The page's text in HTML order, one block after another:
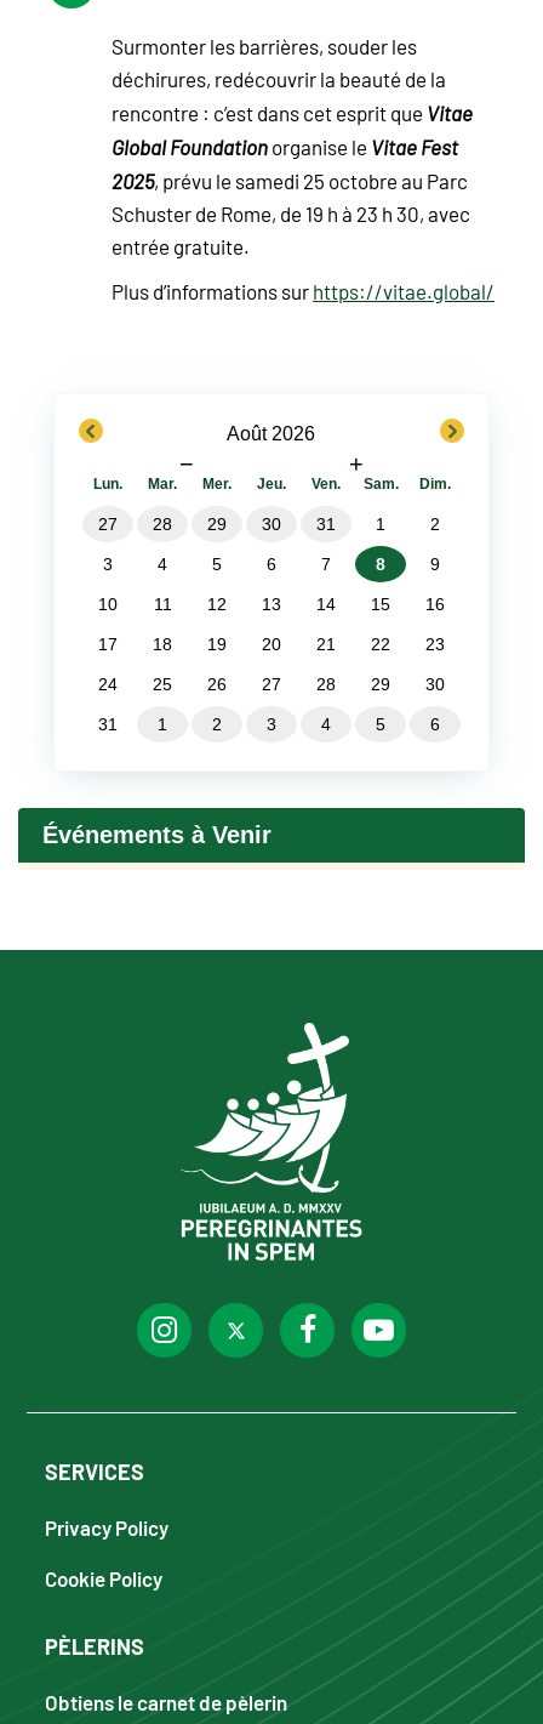
Surmonter les barrières, souder les
déchirures, redécouvrir la beauté de la
rencontre : c’est dans cet esprit que Vitae
Global Foundationorganise le Vitae Fest
2025, prévu le samedi 25 octobre au Parc
Schuster de Rome, de 19 h à 23 h 30, avec
entrée gratuite.
Plus d’informations surhttps://vitae.global/
previous Août 2026
− +
next
Lun. Mar. Mer. Jeu. Ven. Sam. Dim.
27 28 29 30 31 1 2
3 4 5 6 7 8 9
10 11 12 13 14 15 16
17 18 19 20 21 22 23
24 25 26 27 28 29 30
31 1 2 3 4 5 6
Événements à Venir
SERVICES
Privacy Policy
Cookie Policy
PÈLERINS
Obtiens le carnet de pèlerin